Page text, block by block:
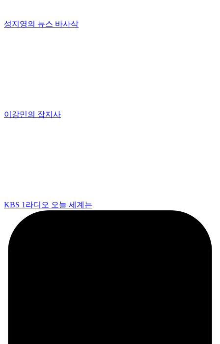
성지영의 뉴스 바사삭
이강민의 잡지사
KBS 1라디오 오늘 세계는